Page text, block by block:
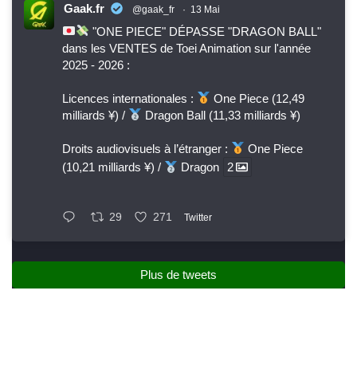
Gaak.fr @gaak_fr · 13 Mai
"ONE PIECE" DÉPASSE "DRAGON BALL"
dans les VENTES de Toei Animation sur l'année
2025 - 2026 :
Licences internationales :
One Piece (12,49
milliards ¥) /
Dragon Ball (11,33 milliards ¥)
Droits audiovisuels à l’étranger :
One Piece
(10,21 milliards ¥) /
Dragon 2
29 271 Twitter
Plus de tweets